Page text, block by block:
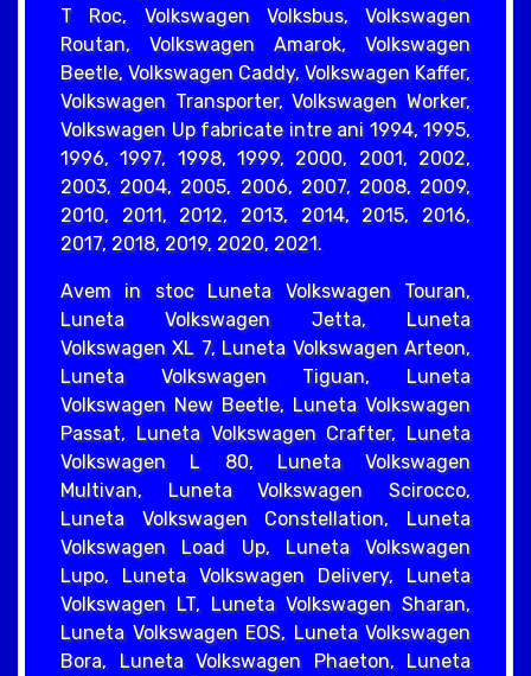
T Roc, Volkswagen Volksbus, Volkswagen
Routan, Volkswagen Amarok, Volkswagen
Beetle, Volkswagen Caddy, Volkswagen Kaffer,
Volkswagen Transporter, Volkswagen Worker,
Volkswagen Up fabricate intre ani 1994, 1995,
1996, 1997, 1998, 1999, 2000, 2001, 2002,
2003, 2004, 2005, 2006, 2007, 2008, 2009,
2010, 2011, 2012, 2013, 2014, 2015, 2016,
2017, 2018, 2019, 2020, 2021.
Avem in stoc Luneta Volkswagen Touran,
Luneta Volkswagen Jetta, Luneta
Volkswagen XL 7, Luneta Volkswagen Arteon,
Luneta Volkswagen Tiguan, Luneta
Volkswagen New Beetle, Luneta Volkswagen
Passat, Luneta Volkswagen Crafter, Luneta
Volkswagen L 80, Luneta Volkswagen
Multivan, Luneta Volkswagen Scirocco,
Luneta Volkswagen Constellation, Luneta
Volkswagen Load Up, Luneta Volkswagen
Lupo, Luneta Volkswagen Delivery, Luneta
Volkswagen LT, Luneta Volkswagen Sharan,
Luneta Volkswagen EOS, Luneta Volkswagen
Bora, Luneta Volkswagen Phaeton, Luneta